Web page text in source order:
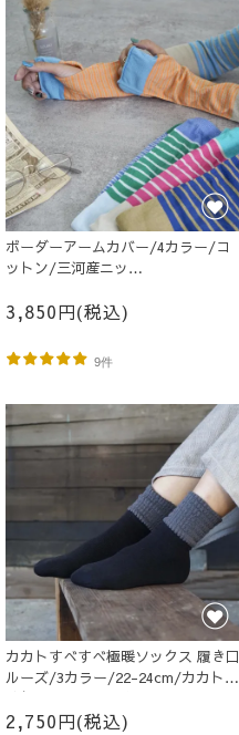
ボーダーアームカバー/4カラー/コ
ットン/三河産ニッ
3,850円(税込)
9件
カカトすべすべ極暖ソックス 履き口
ルーズ/3カラー/22-24cm/カカト特
殊保温フィルム付き
2,750円(税込)